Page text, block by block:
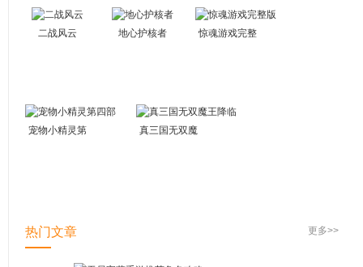
二战风云 地心护核者
惊魂游戏完整
宠物小精灵第
真三国无双魔
更多>>
热门文章